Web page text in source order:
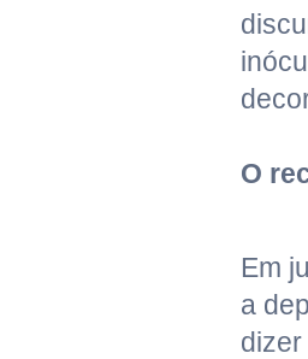
O
Em
a